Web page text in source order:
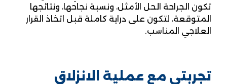
تكون الجراحة الحل الأمثل، ونسبة نجاحها، ونتائجها
المتوقعة، لتكون على دراية كاملة قبل اتخاذ القرار
العلاجي المناسب.
تجربتي مع عملية الانزلاق